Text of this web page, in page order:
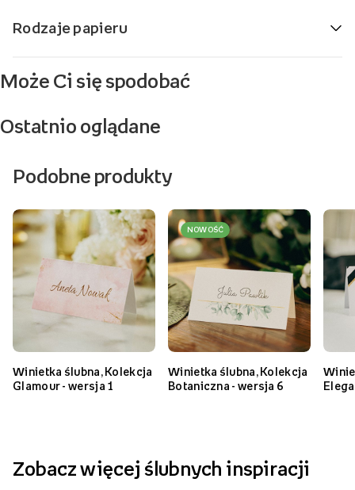
Rodzaje papieru
Może Ci się spodobać
Ostatnio oglądane
Podobne produkty
NOWOŚĆ